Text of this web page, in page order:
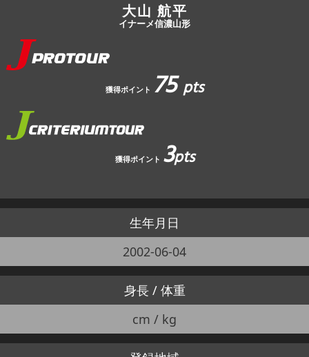
大山 航平
イナーメ信濃山形
獲得ポイント 75pts
獲得ポイント 3pts
生年月日
2002-06-04
身長 / 体重
cm / kg